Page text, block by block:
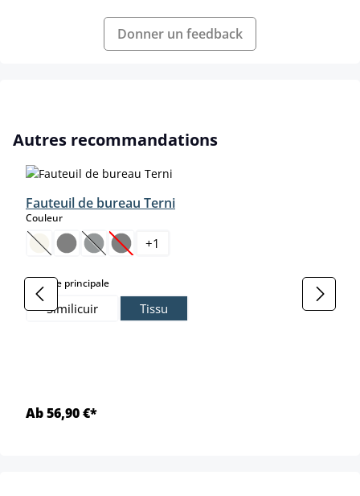
Donner un feedback
Ignorer la galerie de produits
Autres recommandations
Fauteuil de bureau Terni
Couleurselect
(Cette option n'est pas disponible pour le moment.)
(Cette option n'est pas disponible pour le moment.)
(Cette option n'est pas disponible pour le
+1
Matière principaleselect
Similicuir Tissu
Ab 56,90 €*